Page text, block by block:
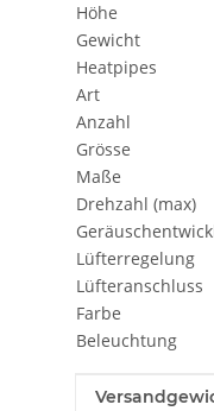
Höhe
Gewicht
Heatpipes
Art
Anzahl
Grösse
Maße
Drehzahl (max)
Lüfterregelung
Lüfteranschluss
Farbe
Beleuchtung
Wert